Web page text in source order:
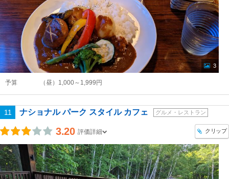
3
予算 （昼）1,000～1,999円
11 ナショナル パーク スタイル カフェ グルメ・レストラン
3.20 評価詳細 クリップ